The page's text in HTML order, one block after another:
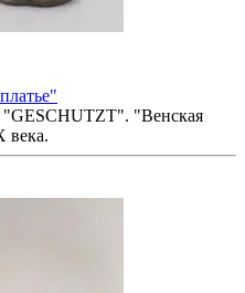
"Венская
века.